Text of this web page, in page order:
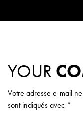
YOUR
Votre adresse e-mail
sont indiqués avec *